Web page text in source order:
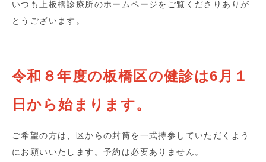
いつも上板橋診療所のホームページをご覧くださりありが
とうございます。
令和８年度の板橋区の健診は6月１
日から始まります。
ご希望の方は、区からの封筒を一式持参していただくよう
にお願いいたします。予約は必要ありません。